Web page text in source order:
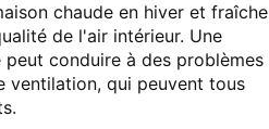
chaude en hiver et fraîche
de l'air intérieur. Une
conduire à des problèmes
ventilation, qui peuvent tous